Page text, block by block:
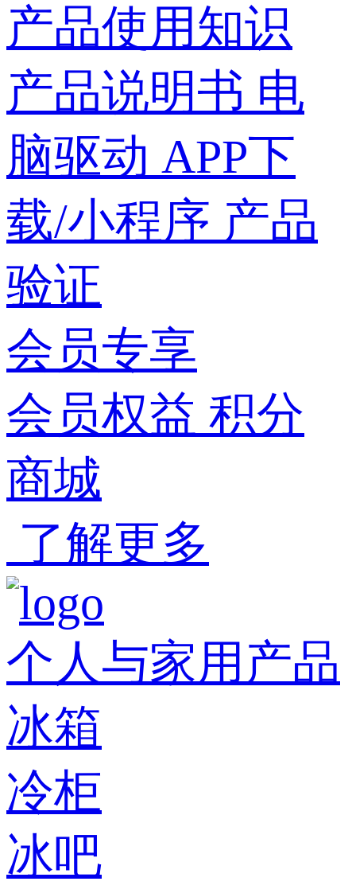
产品使用知识
产品说明书 电
脑驱动 APP下
载/小程序 产品
验证
会员专享
会员权益 积分
商城
了解更多
个人与家用产品
冰箱
冷柜
冰吧